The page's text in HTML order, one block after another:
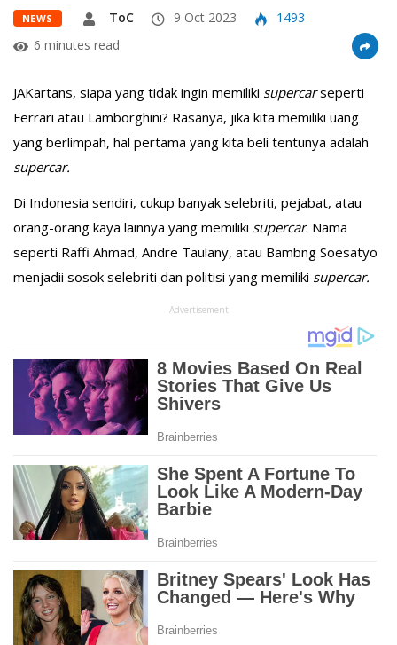
NEWS ToC 9 Oct 2023
1493
6 minutes read
JAKartans, siapa yang tidak ingin memiliki supercarseperti
Ferrari atau Lamborghini? Rasanya, jika kita memiliki uang
yang berlimpah, hal pertama yang kita beli tentunya adalah
supercar.
Di Indonesia sendiri, cukup banyak selebriti, pejabat, atau
orang-orang kaya lainnya yang memiliki supercar. Nama
seperti Raffi Ahmad, Andre Taulany, atau Bambng Soesatyo
menjadii sosok selebriti dan politisi yang memiliki supercar.
Advertisement